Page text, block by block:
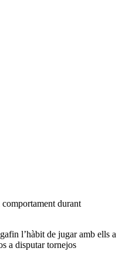
durant
l’hàbit de jugar amb ells a
a disputar tornejos